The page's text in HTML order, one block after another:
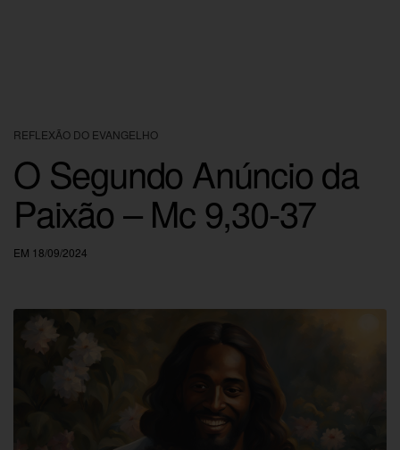
REFLEXÃO DO EVANGELHO
O Segundo Anúncio da
Paixão – Mc 9,30-37
EM 18/09/2024